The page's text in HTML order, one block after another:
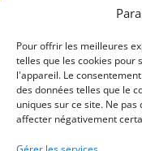
Pour offrir les meilleures
telles que les cookies pour
l'appareil. Le
des données telles que le
uniques sur ce site. Ne
affecter négativement
Hôtel
20212 Focicchia